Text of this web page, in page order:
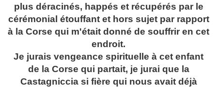
plus déracinés, happés et récupérés par le
cérémonial étouffant et hors sujet par rapport
à la Corse qui m'était donné de souffrir en cet
endroit.
Je jurais vengeance spirituelle à cet enfant
de la Corse qui partait, je jurai que la
Castagniccia si fière qui nous avait déjà